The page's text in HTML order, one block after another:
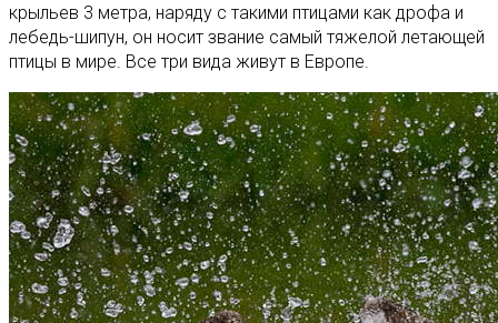
крыльев 3 метра, наряду с такими птицами как дрофа и
лебедь-шипун, он носит звание самый тяжелой летающей
птицы в мире. Все три вида живут в Европе.